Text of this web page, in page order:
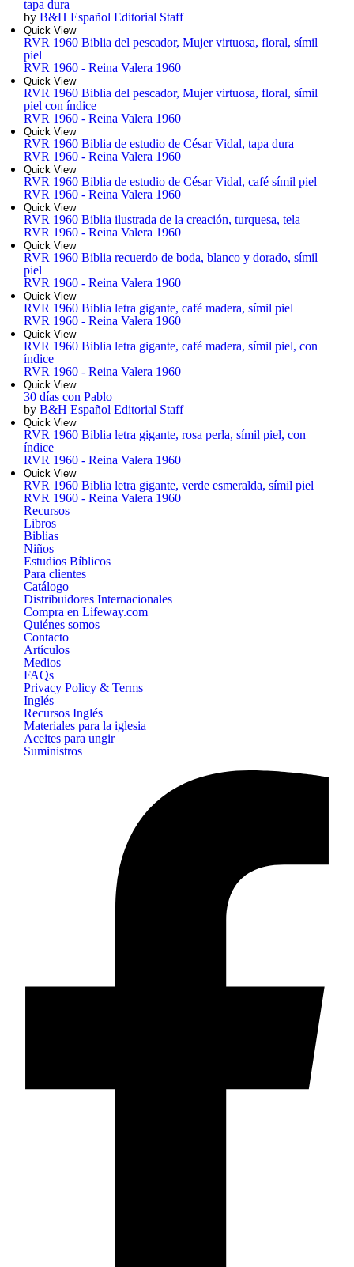
tapa dura
by B&H Español Editorial Staff
Quick View
RVR 1960 Biblia del pescador, Mujer virtuosa, floral, símil
piel
RVR 1960 - Reina Valera 1960
Quick View
RVR 1960 Biblia del pescador, Mujer virtuosa, floral, símil
piel con índice
RVR 1960 - Reina Valera 1960
Quick View
RVR 1960 Biblia de estudio de César Vidal, tapa dura
RVR 1960 - Reina Valera 1960
Quick View
RVR 1960 Biblia de estudio de César Vidal, café símil piel
RVR 1960 - Reina Valera 1960
Quick View
RVR 1960 Biblia ilustrada de la creación, turquesa, tela
RVR 1960 - Reina Valera 1960
Quick View
RVR 1960 Biblia recuerdo de boda, blanco y dorado, símil
piel
RVR 1960 - Reina Valera 1960
Quick View
RVR 1960 Biblia letra gigante, café madera, símil piel
RVR 1960 - Reina Valera 1960
Quick View
RVR 1960 Biblia letra gigante, café madera, símil piel, con
índice
RVR 1960 - Reina Valera 1960
Quick View
30 días con Pablo
by B&H Español Editorial Staff
Quick View
RVR 1960 Biblia letra gigante, rosa perla, símil piel, con
índice
RVR 1960 - Reina Valera 1960
Quick View
RVR 1960 Biblia letra gigante, verde esmeralda, símil piel
RVR 1960 - Reina Valera 1960
Recursos
Libros
Biblias
Niños
Estudios Bíblicos
Para clientes
Catálogo
Distribuidores Internacionales
Compra en Lifeway.com
Quiénes somos
Contacto
Artículos
Medios
FAQs
Privacy Policy & Terms
Inglés
Recursos Inglés
Materiales para la iglesia
Aceites para ungir
Suministros